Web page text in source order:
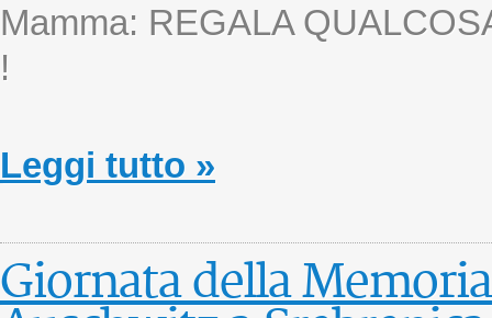
Mamma: REGALA
!
Leggi tutto »
Giornata della